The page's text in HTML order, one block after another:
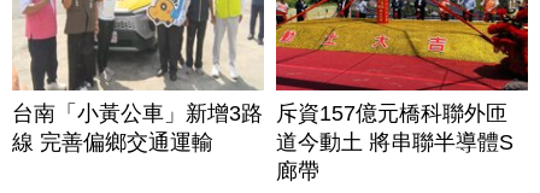
台南「小黃公車」新增3路
線 完善偏鄉交通運輸
斥資157億元橋科聯外匝
道今動土 將串聯半導體S
廊帶